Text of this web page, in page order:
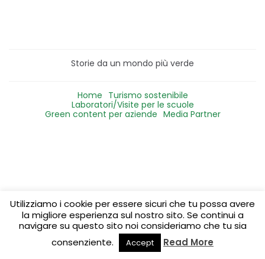
Storie da un mondo più verde
Home Turismo sostenibile
Laboratori/Visite per le scuole
Green content per aziende Media Partner
Utilizziamo i cookie per essere sicuri che tu possa avere
la migliore esperienza sul nostro sito. Se continui a
navigare su questo sito noi consideriamo che tu sia
consenziente.
Accept Read More